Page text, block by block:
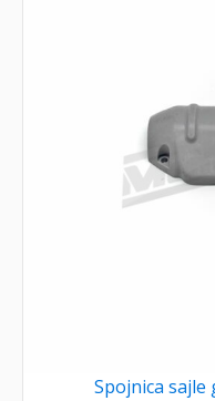
Spojnica sajle